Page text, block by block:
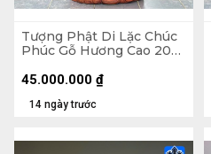
Tượng Phật Di Lặc Chúc
Phúc Gỗ Hương Cao 200
14 ngày trước
45.000.000 ₫